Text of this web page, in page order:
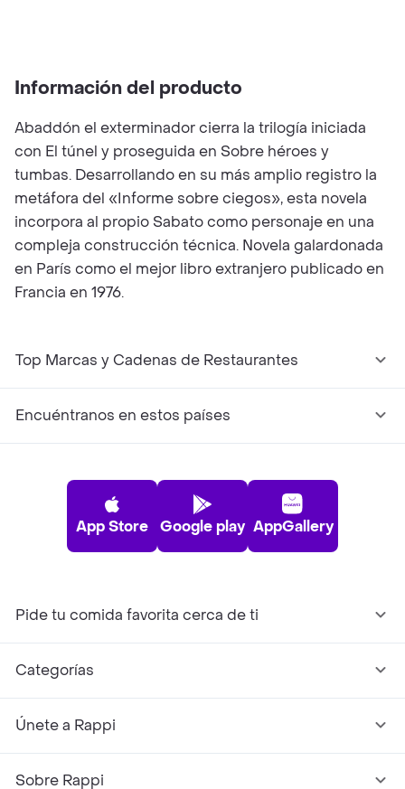
Información del producto
Abaddón el exterminador cierra la trilogía iniciada
con El túnel y proseguida en Sobre héroes y
tumbas. Desarrollando en su más amplio registro la
metáfora del «Informe sobre ciegos», esta novela
incorpora al propio Sabato como personaje en una
compleja construcción técnica. Novela galardonada
en París como el mejor libro extranjero publicado en
Francia en 1976.
Top Marcas y Cadenas de Restaurantes
Encuéntranos en estos países
App Store Google play AppGallery
Pide tu comida favorita cerca de ti
Categorías
Únete a Rappi
Sobre Rappi